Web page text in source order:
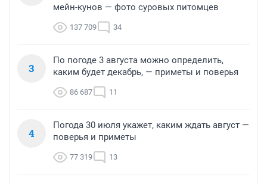
мейн-кунов — фото суровых питомцев
137 709 34
3
По погоде 3 августа можно определить,
каким будет декабрь, — приметы и поверья
86 687 11
4
Погода 30 июля укажет, каким ждать август —
поверья и приметы
77 319 13